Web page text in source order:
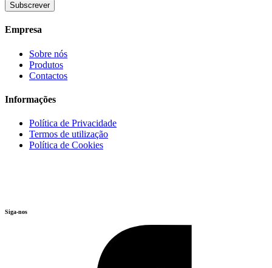
Subscrever
Empresa
Sobre nós
Produtos
Contactos
Informações
Política de Privacidade
Termos de utilização
Política de Cookies
Siga-nos